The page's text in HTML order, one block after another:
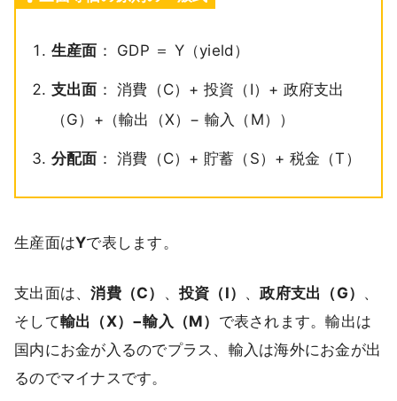
生産面 ： GDP ＝ Y（yield）
支出面 ： 消費（C）+ 投資（I）+ 政府支出
（G）+（輸出（X）− 輸入（M））
分配面 ： 消費（C）+ 貯蓄（S）+ 税金（T）
生産面はYで表します。
支出面は、消費（C） 、 投資（I） 、政府支出（G） 、
そして輸出（X）−輸入（M） で表されます。輸出は
国内にお金が入るのでプラス、輸入は海外にお金が出
るのでマイナスです。